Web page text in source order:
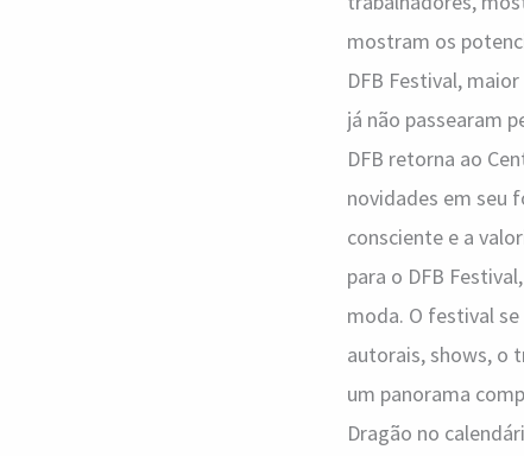
mostram os
DFB Festival,
já não passearam
DFB retorna ao
novidades em seu
consciente e a
para o DFB
moda. O festival
autorais, shows, o
um panorama
Dragão no